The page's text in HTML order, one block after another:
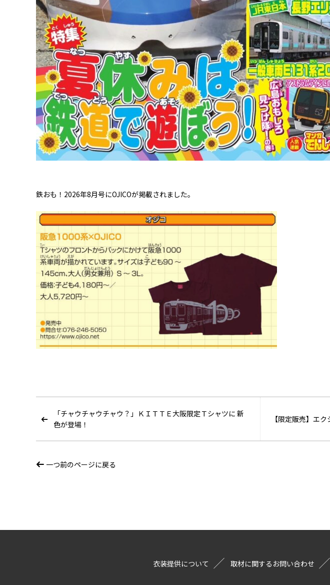
鉄おも！2026年8月号にOJICOが掲載されました。
「チャウチャウチャウ？」ＫＩＴＴＥ大阪限定Ｔシャツに 新
色が登場！
【限定販売】エ
一つ前のページに戻る
衣装提供について 取材に関するお問い合わせ